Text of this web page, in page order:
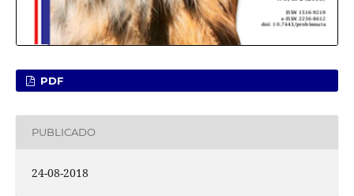
PDF
PUBLICADO
24-08-2018